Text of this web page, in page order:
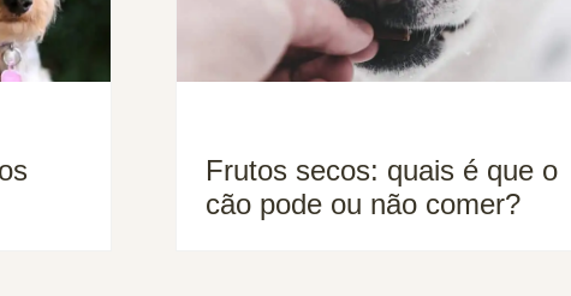
Frutos secos: quais é que o
cão pode ou não comer?